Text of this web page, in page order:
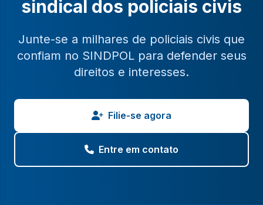
sindical dos policiais civis
Junte-se a milhares de policiais civis que
confiam no SINDPOL para defender seus
direitos e interesses.
Filie-se agora
Entre em contato